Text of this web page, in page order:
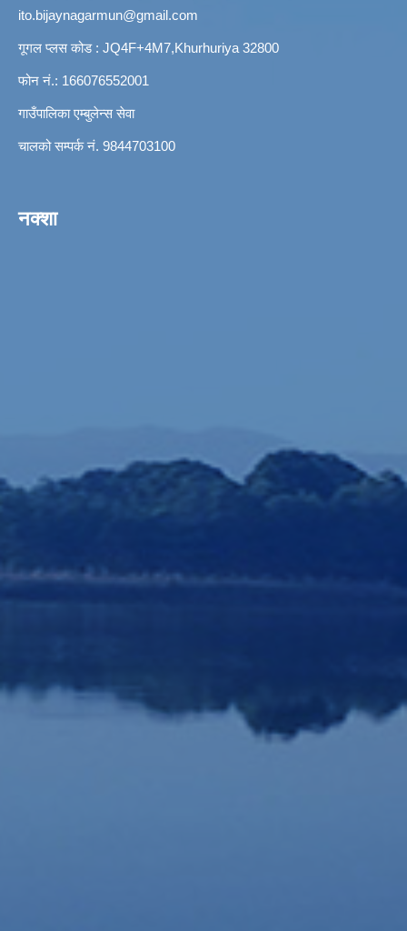
ito.bijaynagarmun@gmail.com
गूगल प्लस कोड : JQ4F+4M7,Khurhuriya 32800
फोन नं.: 166076552001
गाउँपालिका एम्बुलेन्स सेवा
चालको सम्पर्क नं. 9844703100
नक्शा